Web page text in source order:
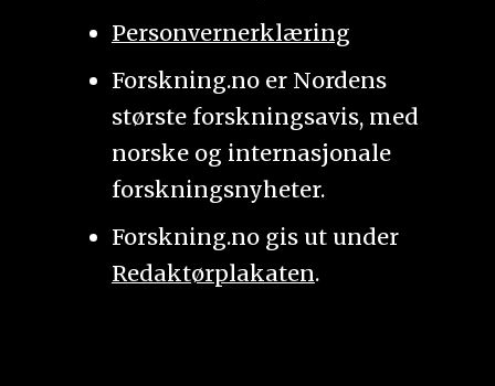
Personvernerklæring
Forskning.no er Nordens
største forskningsavis, med
norske og internasjonale
forskningsnyheter.
Forskning.no gis ut under
Redaktørplakaten.